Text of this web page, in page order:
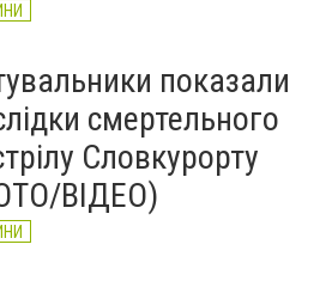
показали
смертельного
Словкурорту
ВІДЕО)